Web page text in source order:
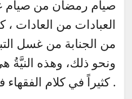
صيام رمضان من صيام
العبادات من العادات ،
من الجنابة من غسل
ونحو ذلك، وهذه النيَّةُ
كثيراً في كلام الفقهاء في كتبهم .